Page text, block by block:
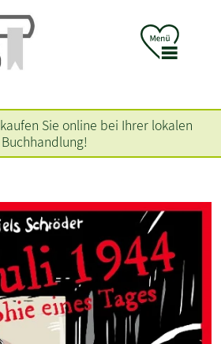
kaufen Sie online bei Ihrer lokalen
Buchhandlung!